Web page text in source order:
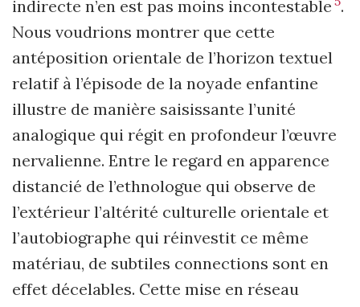
indirecte n’en est pas moins incontestable .
Nous voudrions montrer que cette
antéposition orientale de l’horizon textuel
relatif à l’épisode de la noyade enfantine
illustre de manière saisissante l’unité
analogique qui régit en profondeur l’œuvre
nervalienne. Entre le regard en apparence
distancié de l’ethnologue qui observe de
l’extérieur l’altérité culturelle orientale et
l’autobiographe qui réinvestit ce même
matériau, de subtiles connections sont en
effet décelables. Cette mise en réseau